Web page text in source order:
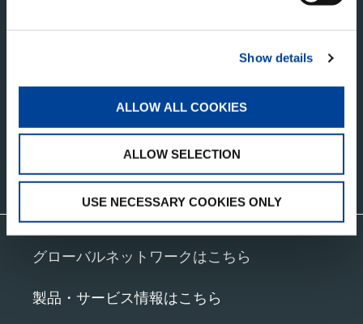
Show details
ALLOW ALL COOKIES
ALLOW SELECTION
USE NECESSARY COOKIES ONLY
お問い合わせ
グローバルネットワークはこちら
製品・サービス情報はこちら